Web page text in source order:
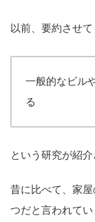
以前、要約させ
一般的なビル
る
という研究が紹介
昔に比べて、家
つだと言われてい